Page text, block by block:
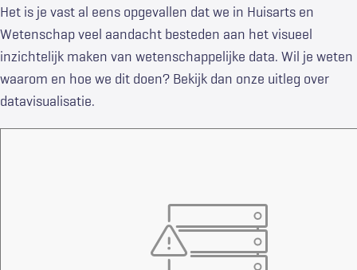
Het is je vast al eens opgevallen dat we in Huisarts en
Wetenschap veel aandacht besteden aan het visueel
inzichtelijk maken van wetenschappelijke data. Wil je weten
waarom en hoe we dit doen? Bekijk dan onze uitleg over
datavisualisatie.